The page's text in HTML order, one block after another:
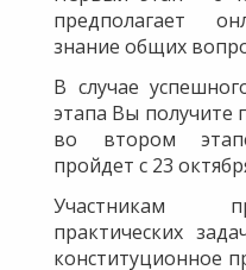
предполагает
знание общих
В случае
этапа Вы получите
во втором
пройдет с 23
Участникам
практических
конституционное